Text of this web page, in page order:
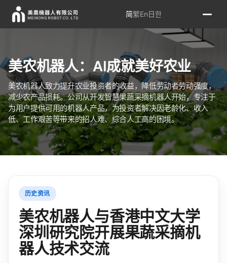
简繁En日한
美农机器人：AI成就美好农业
美农机器人致力提升农业投资者的收益，降低劳动者劳动强度，
减少农产品损耗。公司从开发智慧果蔬采摘机器人开始，专注于
为用户提供可用的机器人产品，为投资者解决因老龄化、收入
低、工作艰苦等带来的招人难、综合人工高的困境。
历史资讯
美农机器人与香港中文大学
深圳研究院开展果蔬采摘机
器人技术交流